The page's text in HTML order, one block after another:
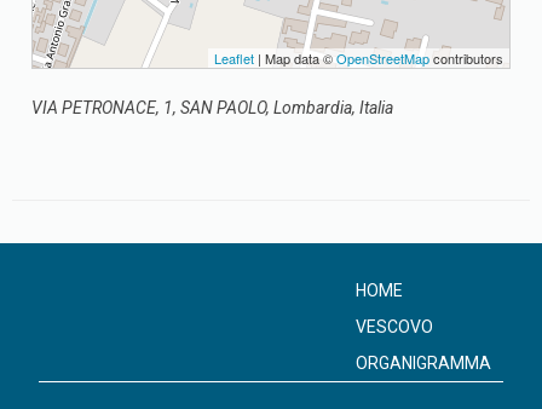
Leaflet | Map data ©OpenStreetMapcontributors
VIA PETRONACE, 1, SAN PAOLO, Lombardia, Italia
HOME
VESCOVO
ORGANIGRAMMA